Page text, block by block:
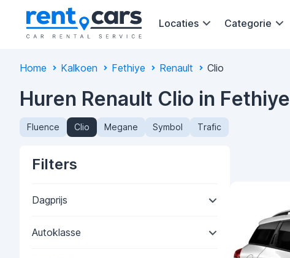
Locaties Categorie
Home Kalkoen Fethiye Renault Clio
Huren Renault Clio in Fethiye
Fluence Clio Megane Symbol Trafic
Filters
Dagprijs
Autoklasse